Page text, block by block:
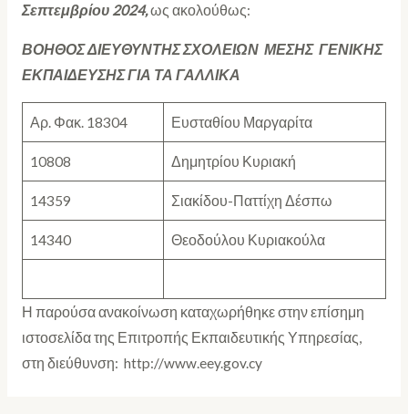
Σεπτεμβρίου 2024,ως ακολούθως:
ΒΟΗΘΟΣ ΔΙΕΥΘΥΝΤΗΣ ΣΧΟΛΕΙΩΝ ΜΕΣΗΣ ΓΕΝΙΚΗΣ
ΕΚΠΑΙΔΕΥΣΗΣ ΓΙΑ ΤΑ ΓΑΛΛΙΚΑ
Αρ. Φακ. 18304 Ευσταθίου Μαργαρίτα
10808 Δημητρίου Κυριακή
14359 Σιακίδου-Παττίχη Δέσπω
14340 Θεοδούλου Κυριακούλα
Η παρούσα ανακοίνωση καταχωρήθηκε στην επίσημη
ιστοσελίδα της Επιτροπής Εκπαιδευτικής Υπηρεσίας,
στη διεύθυνση: http://www.eey.gov.cy